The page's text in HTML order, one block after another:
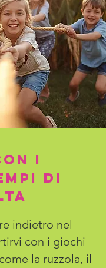
I
DI
indietro nel
con i giochi
la ruzzola, il